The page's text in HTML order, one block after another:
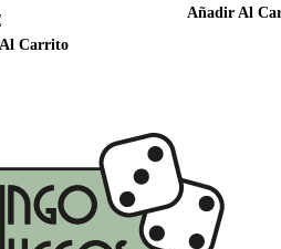
Carrito
Añadir Al